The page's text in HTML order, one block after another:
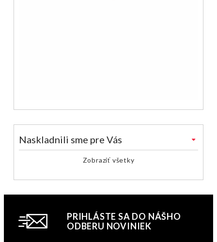
Naskladnili sme pre Vás
Zobraziť všetky
PRIHLÁSTE SA DO NÁŠHO
ODBERU NOVINIEK